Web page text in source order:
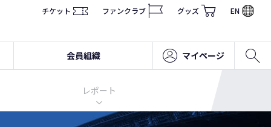
チケット ファンクラブ グッズ EN
会員組織 マイページ
レポート